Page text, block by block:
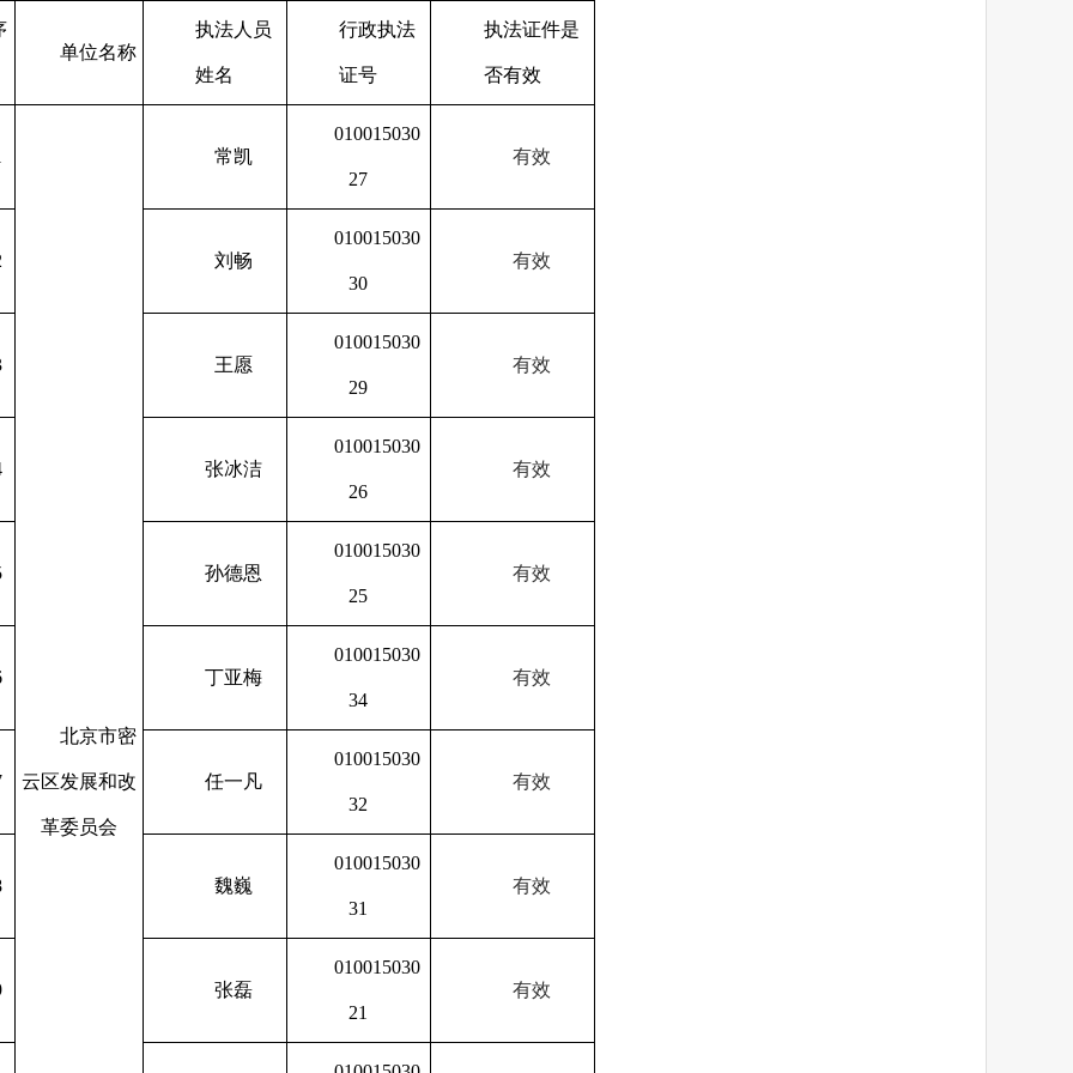
单位名称
执法人员
姓名
行政执法
证号
执法证件是
否有效
北京市密
云区发展和改
革委员会
常凯
010015030
27
有效
刘畅
010015030
30
有效
王愿
010015030
29
有效
张冰洁
010015030
26
有效
孙德恩
010015030
25
有效
丁亚梅
010015030
34
有效
任一凡
010015030
32
有效
魏巍
010015030
31
有效
张磊
010015030
21
有效